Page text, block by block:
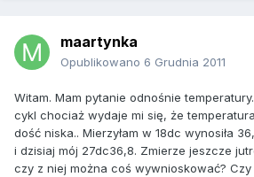
maartynka
Opublikowano 6 Grudnia 2011
Witam. Mam pytanie odnośnie temperatury.
cykl chociaż wydaje mi się, że
dość niska.. Mierzyłam w 18dc wynosiła
i dzisiaj mój 27dc36,8. Zmierze jeszcze
czy z niej można coś wywnioskować?